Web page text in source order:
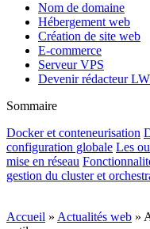
Nom de domaine
Hébergement web
Création de site web
E-commerce
Serveur VPS
Devenir rédacteur
Sommaire
Docker et conteneurisation
configuration globale Les
mise en réseau
gestion du cluster et
Accueil » Actualités web »